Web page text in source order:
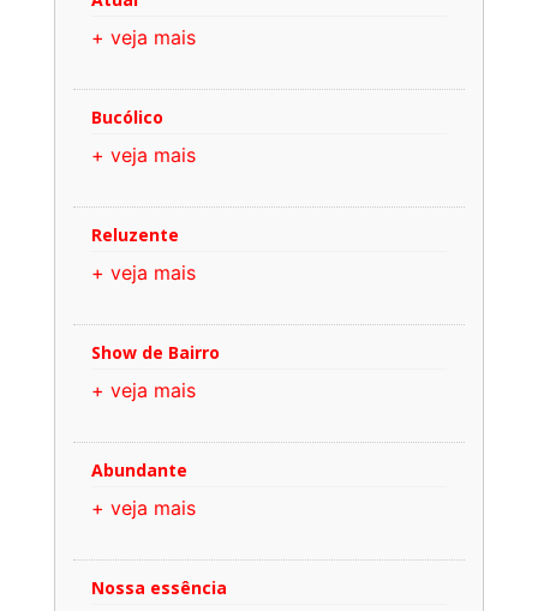
+ veja mais
Bucólico
+ veja mais
Reluzente
+ veja mais
Show de Bairro
+ veja mais
Abundante
+ veja mais
Nossa essência